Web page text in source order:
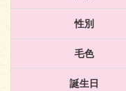
性別
毛色
誕生日